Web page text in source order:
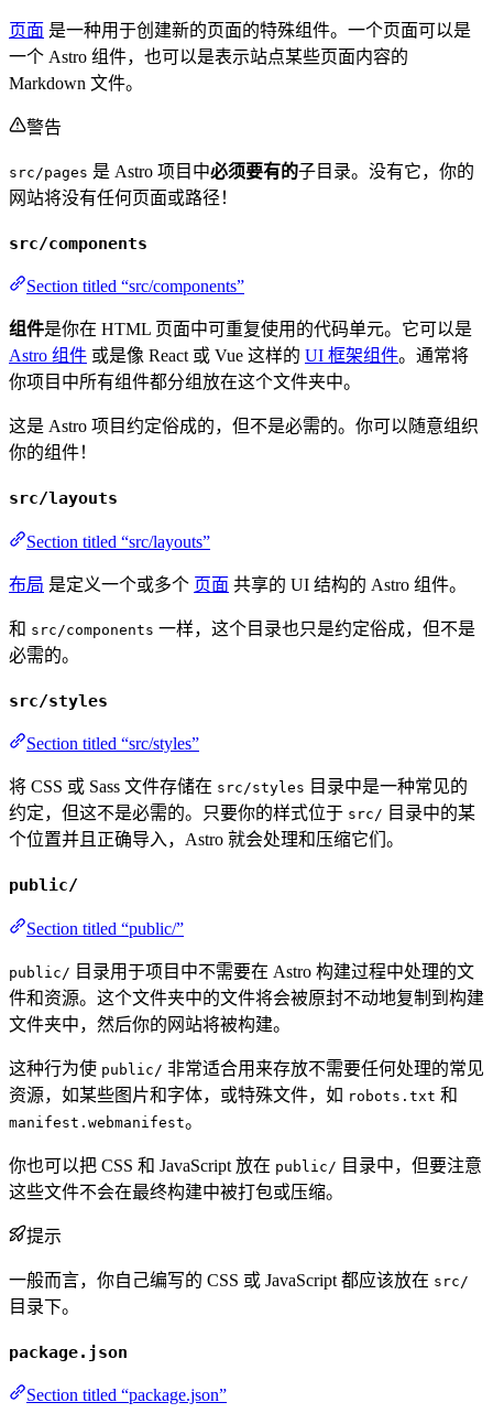
页面 是一种用于创建新的页面的特殊组件。一个页面可以是
一个 Astro 组件，也可以是表示站点某些页面内容的
Markdown 文件。
警告
src/pages 是 Astro 项目中必须要有的子目录。没有它，你的
网站将没有任何页面或路径！
src/components
Section titled “src/components”
组件是你在 HTML 页面中可重复使用的代码单元。它可以是
Astro 组件 或是像 React 或 Vue 这样的 UI 框架组件。通常将
你项目中所有组件都分组放在这个文件夹中。
这是 Astro 项目约定俗成的，但不是必需的。你可以随意组织
你的组件！
src/layouts
Section titled “src/layouts”
布局 是定义一个或多个 页面 共享的 UI 结构的 Astro 组件。
和 src/components 一样，这个目录也只是约定俗成，但不是
必需的。
src/styles
Section titled “src/styles”
将 CSS 或 Sass 文件存储在 src/styles 目录中是一种常见的
约定，但这不是必需的。只要你的样式位于 src/ 目录中的某
个位置并且正确导入，Astro 就会处理和压缩它们。
public/
Section titled “public/”
public/ 目录用于项目中不需要在 Astro 构建过程中处理的文
件和资源。这个文件夹中的文件将会被原封不动地复制到构建
文件夹中，然后你的网站将被构建。
这种行为使 public/ 非常适合用来存放不需要任何处理的常见
资源，如某些图片和字体，或特殊文件，如 robots.txt 和
manifest.webmanifest。
你也可以把 CSS 和 JavaScript 放在 public/ 目录中，但要注意
这些文件不会在最终构建中被打包或压缩。
提示
一般而言，你自己编写的 CSS 或 JavaScript 都应该放在 src/
目录下。
package.json
Section titled “package.json”